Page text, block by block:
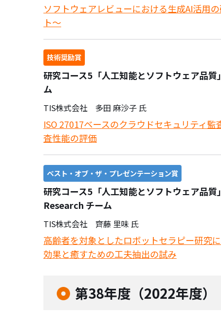
ソフトウェアレビューにおける生成AI活用
ト～
技術奨励賞
研究コース5「人工知能とソフトウェア品
ム
TIS株式会社 多田 麻沙子 氏
ISO 27017ベースのクラウドセキュリティ
査性能の評価
ベスト・オブ・ザ・プレゼンテーション賞
研究コース5「人工知能とソフトウェア品
Research チーム
TIS株式会社 齊藤 里味 氏
高齢者を対象としたロボットセラピー研究
効果と癒すための工夫抽出の試み
第38年度（2022年度）